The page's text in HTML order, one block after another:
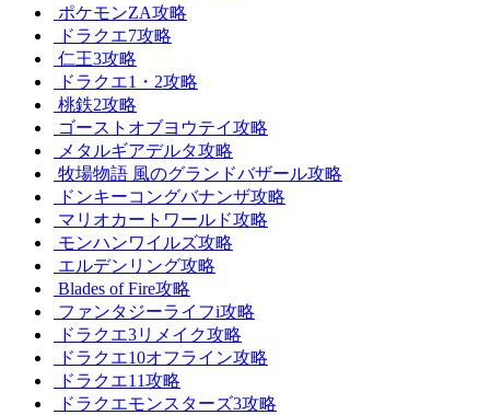
ポケモンZA攻略
ドラクエ7攻略
仁王3攻略
ドラクエ1・2攻略
桃鉄2攻略
ゴーストオブヨウテイ攻略
メタルギアデルタ攻略
牧場物語 風のグランドバザール攻略
ドンキーコングバナンザ攻略
マリオカートワールド攻略
モンハンワイルズ攻略
エルデンリング攻略
Blades of Fire攻略
ファンタジーライフi攻略
ドラクエ3リメイク攻略
ドラクエ10オフライン攻略
ドラクエ11攻略
ドラクエモンスターズ3攻略